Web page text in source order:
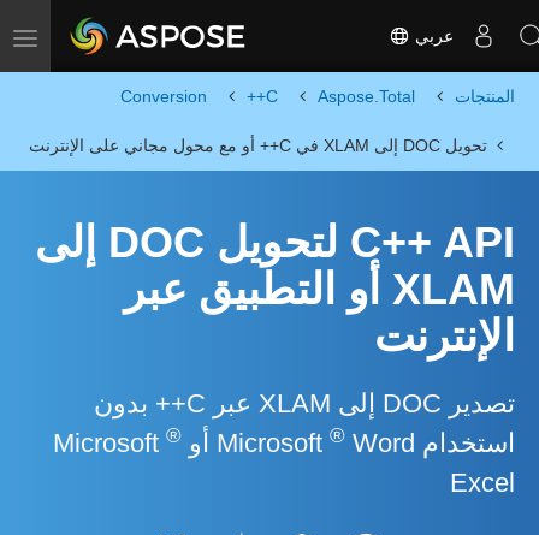
Toggle navigation عربي
المنتجات Aspose.Total
C++
Conversion
تحويل DOC إلى XLAM في C++ أو مع محول مجاني على الإنترنت
C++ API لتحويل DOC إلى
XLAM أو التطبيق عبر
الإنترنت
تصدير DOC إلى XLAM عبر C++ بدون
استخدام Microsoft
® Word أو Microsoft ®
Excel